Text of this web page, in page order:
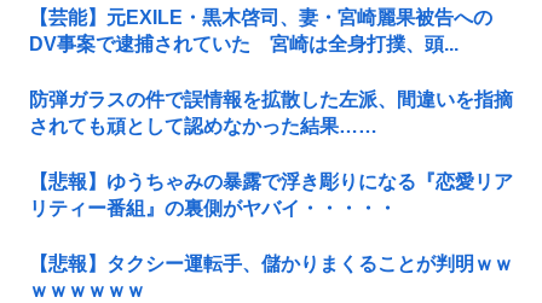
【芸能】元EXILE・黒木啓司、妻・宮崎麗果被告への
DV事案で逮捕されていた 宮崎は全身打撲、頭...
防弾ガラスの件で誤情報を拡散した左派、間違いを指摘
されても頑として認めなかった結果……
【悲報】ゆうちゃみの暴露で浮き彫りになる『恋愛リア
リティー番組』の裏側がヤバイ・・・・・
【悲報】タクシー運転手、儲かりまくることが判明ｗｗ
ｗｗｗｗｗｗ